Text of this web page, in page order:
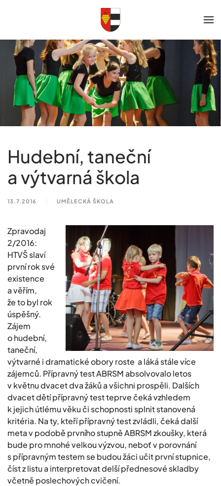
Hudební, taneční
a výtvarná škola
13.7.2016 UMĚLECKÁ ŠKOLA
Zpravodaj
2/2016:
HTVŠ slaví
první rok své
existence
a věřím,
že to byl rok
úspěšný.
Zájem
o hudební,
taneční,
výtvarné i dramatické obory roste a láká stále více
zájemců. Přípravný test ABRSM absolvovalo letos
v květnu dvacet dva žáků a všichni prospěli. Dalších
dvacet dětí přípravný test teprve čeká vzhledem
k jejich útlému věku či schopnosti splnit stanovená
kritéria. Na ty, kteří přípravný test zvládli, čeká další
meta v podobě prvního stupně ABRSM zkoušky, která
bude pro mnohé velkou výzvou, neboť v porovnání
s přípravným testem se budou žáci učit první stupnice,
číst z listu a interpretovat delší přednesové skladby
včetně poslechových cvičení.